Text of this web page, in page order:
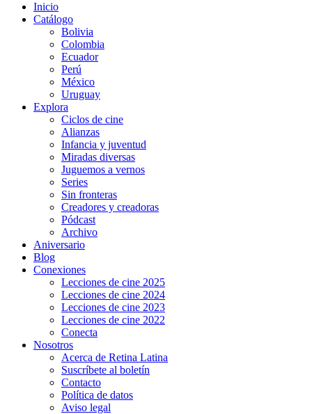
Inicio
Catálogo
Bolivia
Colombia
Ecuador
Perú
México
Uruguay
Explora
Ciclos de cine
Alianzas
Infancia y juventud
Miradas diversas
Juguemos a vernos
Series
Sin fronteras
Creadores y creadoras
Pódcast
Archivo
Aniversario
Blog
Conexiones
Lecciones de cine 2025
Lecciones de cine 2024
Lecciones de cine 2023
Lecciones de cine 2022
Conecta
Nosotros
Acerca de Retina Latina
Suscríbete al boletín
Contacto
Política de datos
Aviso legal